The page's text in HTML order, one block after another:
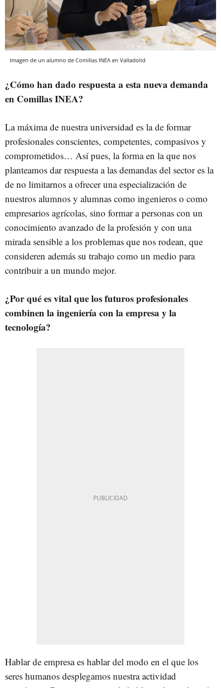
Imagen de un alumno de Comillas INEA en Valladolid
¿Cómo han dado respuesta a esta nueva demanda
en Comillas INEA?
La máxima de nuestra universidad es la de formar
profesionales conscientes, competentes, compasivos y
comprometidos… Así pues, la forma en la que nos
planteamos dar respuesta a las demandas del sector es la
de no limitarnos a ofrecer una especialización de
nuestros alumnos y alumnas como ingenieros o como
empresarios agrícolas, sino formar a personas con un
conocimiento avanzado de la profesión y con una
mirada sensible a los problemas que nos rodean, que
consideren además su trabajo como un medio para
contribuir a un mundo mejor.
¿Por qué es vital que los futuros profesionales
combinen la ingeniería con la empresa y la
tecnología?
Hablar de empresa es hablar del modo en el que los
seres humanos desplegamos nuestra actividad